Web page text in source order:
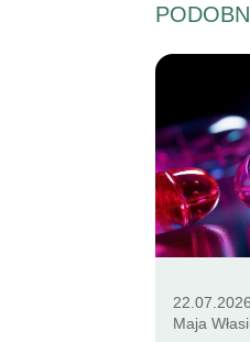
22.07.2026
Maja